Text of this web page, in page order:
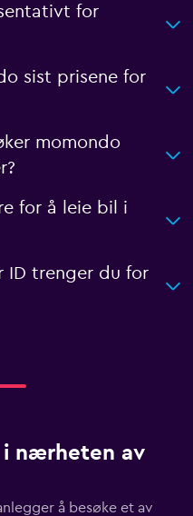
for
sist prisene for
momondo
for å leie bil i
ID trenger du for
i nærheten av
å besøke et av